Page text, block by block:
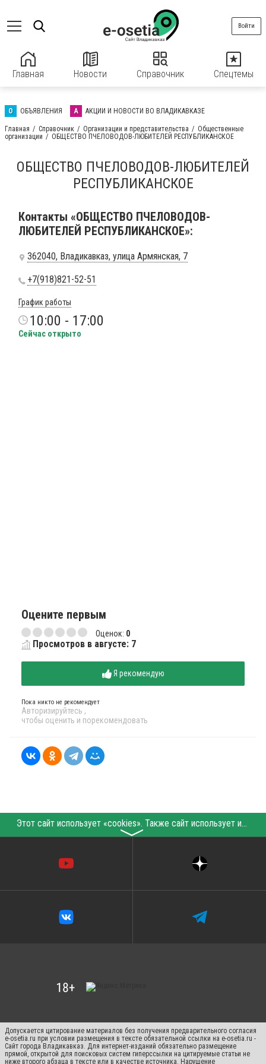
Главная Новости Справочник Спецтемы
Войти
О ОБЪЯВЛЕНИЯ А АКЦИИ И НОВОСТИ ВО ВЛАДИКАВКАЗЕ
Главная Справочник Организации и представительства
Общественные
организации
ОБЩЕСТВО ПЧЕЛОВОДОВ-ЛЮБИТЕЛЕЙ РЕСПУБЛИКАНСКОЕ
ОБЩЕСТВО ПЧЕЛОВОДОВ-ЛЮБИТЕЛЕЙ
РЕСПУБЛИКАНСКОЕ
Контакты «ОБЩЕСТВО ПЧЕЛОВОДОВ-
ЛЮБИТЕЛЕЙ РЕСПУБЛИКАНСКОЕ»:
362040, Владикавказ, улица Армянская, 7
+7(918)821-52-51
График работы
10:00 - 17:00
Сейчас открыто
Оцените первым
Оценок: 0
Просмотров в августе: 7
Я рекомендую
Пока никто не рекомендует
Авторизируйтесь ,
чтобы оценить и порекомендовать
Этот сайт использует «cookies». Также сайт использует интернет-сервис для сбора технических данных касательно посетителей с целью получения маркетинговой и статистической информации. Условия обработки данных посетителей сайта см.
〉
Допускается цитирование материалов без получения предварительного согласия
e-osetia.ru при условии размещения в тексте обязательной ссылки на e-osetia.ru -
Сайт города Владикавказ. Для интернет-изданий обязательно размещение
прямой, открытой для поисковых систем гиперссылки на цитируемые статьи не
ниже второго абзаца в тексте или в качестве источника. Нарушение